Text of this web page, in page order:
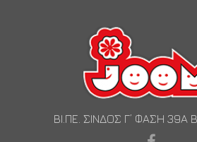
ΒΙ.ΠΕ. ΣΙΝΔΟΣ Γ’ ΦΑΣΗ 39Α